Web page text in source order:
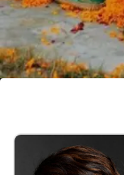
हलकी आणि फ्लोई
श्रावणासाठी एक